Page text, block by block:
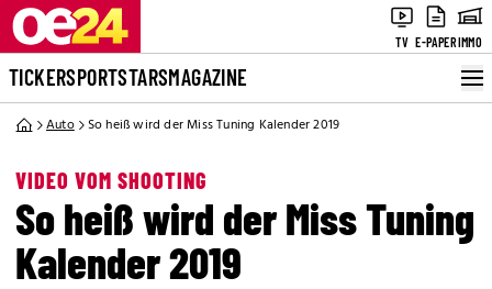
TV E-PAPERIMMO
TICKERSPORTSTARSMAGAZINE
Auto So heiß wird der Miss Tuning Kalender 2019
VIDEO VOM SHOOTING
So heiß wird der Miss Tuning
Kalender 2019